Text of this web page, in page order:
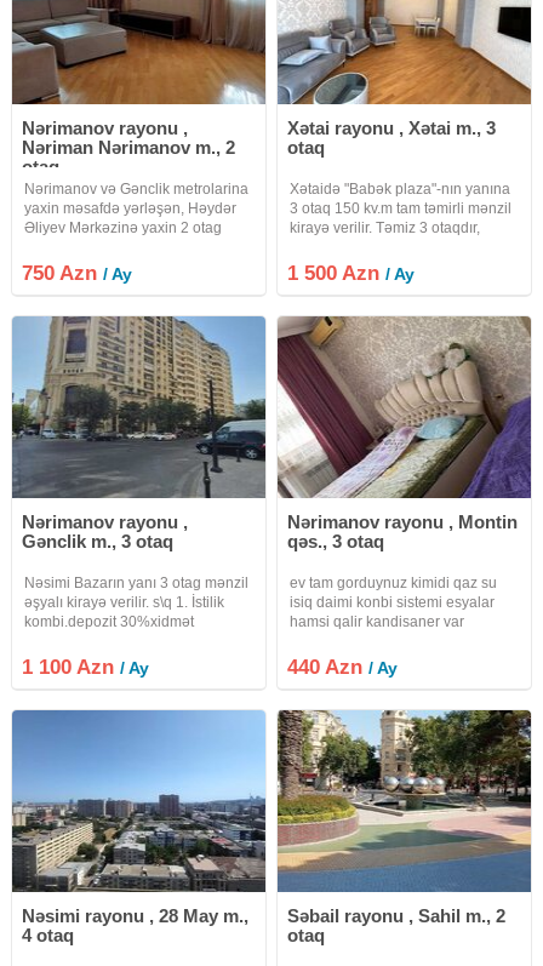
Nərimanov rayonu ,
Nəriman Nərimanov m., 2
otaq
Nərimanov və Gənclik metrolarina
yaxin məsafdə yərləşən, Həydər
Əliyev Mərkəzinə yaxin 2 otag
haqqı 30%
750 Azn/ Ay
Xətai rayonu , Xətai m., 3
otaq
Xətaidə "Babək plaza"-nın yanına
3 otaq 150 kv.m tam təmirli mənzil
kirayə verilir. Təmiz 3 otaqdır,
görsənən bütün əşya və
avadanlıqlar hamısı evə
1 500 Azn/ Ay
Nərimanov rayonu ,
Gənclik m., 3 otaq
Nəsimi Bazarın yanı 3 otag mənzil
əşyalı kirayə verilir. s\q 1. İstilik
kombi.depozit 30%xidmət
1 100 Azn/ Ay
Nərimanov rayonu , Montin
qəs., 3 otaq
ev tam gorduynuz kimidi qaz su
isiq daimi konbi sistemi esyalar
hamsi qalir kandisaner var
440 Azn/ Ay
Nəsimi rayonu , 28 May m.,
4 otaq
Səbail rayonu , Sahil m., 2
otaq